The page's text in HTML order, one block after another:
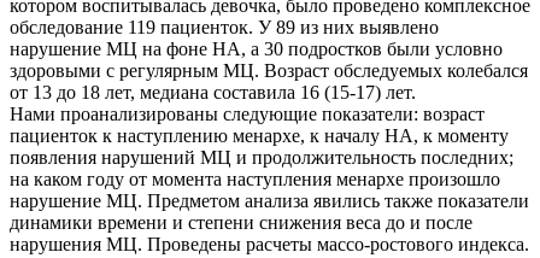
котором воспитывалась девочка, было проведено комплексное
обследование 119 пациенток. У 89 из них выявлено
нарушение МЦ на фоне НА, а 30 подростков были условно
здоровыми с регулярным МЦ. Возраст обследуемых колебался
от 13 до 18 лет, медиана составила 16 (15-17) лет.
Нами проанализированы следующие показатели: возраст
пациенток к наступлению менархе, к началу НА, к моменту
появления нарушений МЦ и продолжительность последних;
на каком году от момента наступления менархе произошло
нарушение МЦ. Предметом анализа явились также показатели
динамики времени и степени снижения веса до и после
нарушения МЦ. Проведены расчеты массо-ростового индекса.